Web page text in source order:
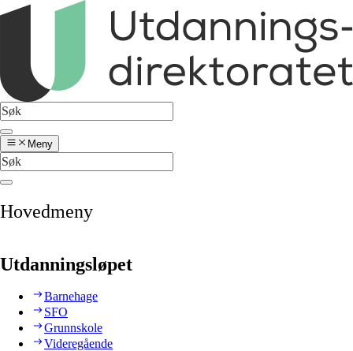
Meny
Hovedmeny
Utdanningsløpet
Barnehage
SFO
Grunnskole
Videregående